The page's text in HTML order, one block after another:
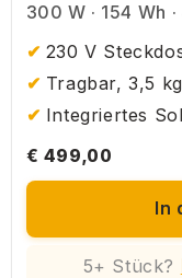
300 W · 154 Wh
230 V
Tragbar, 3,5 kg
Integriertes
€ 499,00
In
5+ Stück?